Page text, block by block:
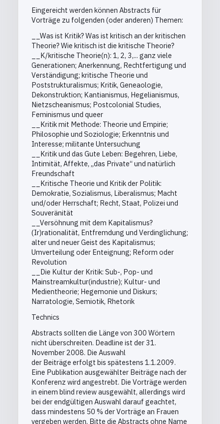
Eingereicht werden können Abstracts für
Vorträge zu folgenden (oder anderen) Themen:
__Was ist Kritik? Was ist kritisch an der kritischen
Theorie? Wie kritisch ist die kritische Theorie?
__K/kritische Theorie(n): 1, 2, 3,... ganz viele
Generationen; Anerkennung, Rechtfertigung und
Verständigung; kritische Theorie und
Poststrukturalismus; Kritik, Geneaologie,
Dekonstruktion; Kantianismus, Hegelianismus,
Nietzscheanismus; Postcolonial Studies,
Feminismus und queer
__Kritik mit Methode: Theorie und Empirie;
Philosophie und Soziologie; Erkenntnis und
Interesse; militante Untersuchung
__Kritik und das Gute Leben: Begehren, Liebe,
Intimität, Affekte, „das Private“ und natürlich
Freundschaft
__Kritische Theorie und Kritik der Politik:
Demokratie, Sozialismus, Liberalismus; Macht
und/oder Herrschaft; Recht, Staat, Polizei und
Souveränität
__Versöhnung mit dem Kapitalismus?
(Ir)rationalität, Entfremdung und Verdinglichung;
alter und neuer Geist des Kapitalismus;
Umverteilung oder Enteignung; Reform oder
Revolution
__Die Kultur der Kritik: Sub-, Pop- und
Mainstreamkultur(industrie); Kultur- und
Medientheorie; Hegemonie und Diskurs;
Narratologie, Semiotik, Rhetorik
Technics
Abstracts sollten die Länge von 300 Wörtern
nicht überschreiten. Deadline ist der 31.
November 2008. Die Auswahl
der Beiträge erfolgt bis spätestens 1.1.2009.
Eine Publikation ausgewählter Beiträge nach der
Konferenz wird angestrebt. Die Vorträge werden
in einem blind review ausgewählt, allerdings wird
bei der endgültigen Auswahl darauf geachtet,
dass mindestens 50 % der Vorträge an Frauen
vergeben werden. Bitte die Abstracts ohne Name